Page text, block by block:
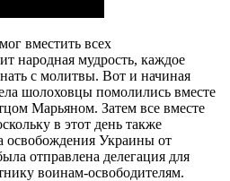
вместить всех
народная мудрость, каждое
с молитвы. Вот и начиная
шолоховцы помолились вместе
Марьяном. Затем все вместе
в этот день также
освобождения Украины от
отправлена делегация для
воинам-освободителям.